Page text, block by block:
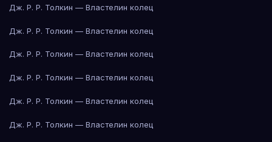
Дж. Р. Р. Толкин — Властелин колец
Дж. Р. Р. Толкин — Властелин колец
Дж. Р. Р. Толкин — Властелин колец
Дж. Р. Р. Толкин — Властелин колец
Дж. Р. Р. Толкин — Властелин колец
Дж. Р. Р. Толкин — Властелин колец